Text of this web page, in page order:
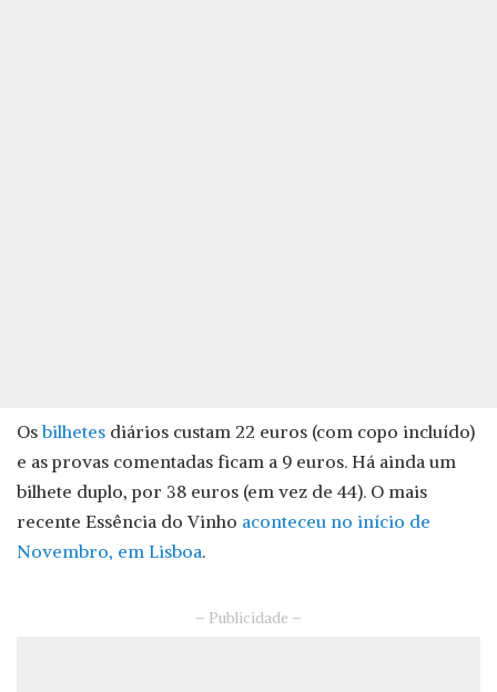
Osbilhetes diários custam 22 euros (com copo incluído)
e as provas comentadas ficam a 9 euros. Há ainda um
bilhete duplo, por 38 euros (em vez de 44). O mais
recente Essência do Vinho aconteceu no início de
Novembro, em Lisboa.
– Publicidade –